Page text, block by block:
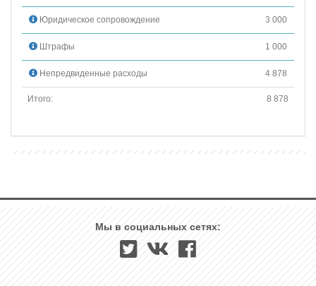
Юридическое сопровождение 3 000
Штрафы 1 000
Непредвиденные расходы 4 878
Итого: 8 878
Мы в социальных сетях: